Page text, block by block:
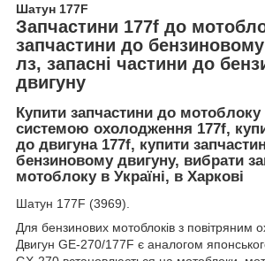
Шатун 177F
Запчастини 177f до
запчастини до
лз, запасні частини до
двигуну
Купити запчастини до
системою охолодження 177f,
до двигуна 177f, купити
бензиновому двигуну, вибрати
мотоблоку в Україні, в Харкові
Шатун 177F (3969).
Для бензинових мотоблоків з повітряним
Двигун GE-270/177F є аналогом